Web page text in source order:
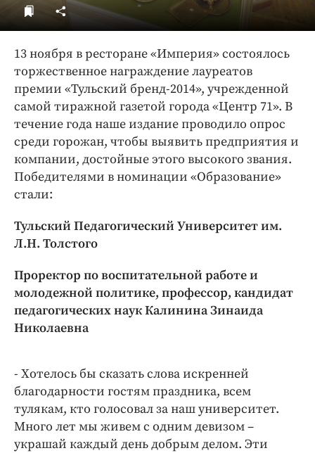
13 ноября в ресторане «Империя» состоялось
торжественное награждение лауреатов
премии «Тульский бренд-2014», учрежденной
самой тиражной газетой города «Центр 71». В
течение года наше издание проводило опрос
среди горожан, чтобы выявить предприятия и
компании, достойные этого высокого звания.
Победителями в номинации «Образование»
стали:
Тульский Педагогический Университет им.
Л.Н. Толстого
Проректор по воспитательной работе и
молодежной политике, профессор, кандидат
педагогических наук Калинина Зинаида
Николаевна
- Хотелось бы сказать слова искренней
благодарности гостям праздника, всем
тулякам, кто голосовал за наш университет.
Много лет мы живем с одним девизом –
украшай каждый день добрым делом. Эти